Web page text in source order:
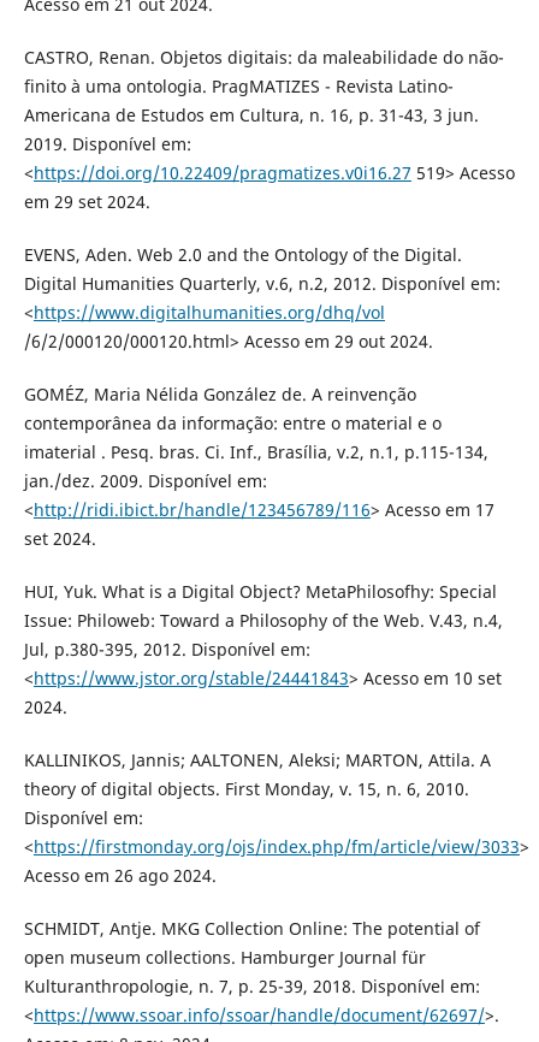
CASTRO, Renan. Objetos digitais: da maleabilidade do não-
finito à uma ontologia. PragMATIZES - Revista Latino-
Americana de Estudos em Cultura, n. 16, p. 31-43, 3 jun.
2019. Disponível em:
<https://doi.org/10.22409/pragmatizes.v0i16.27 519> Acesso
em 29 set 2024.
EVENS, Aden. Web 2.0 and the Ontology of the Digital.
Digital Humanities Quarterly, v.6, n.2, 2012. Disponível em:
<https://www.digitalhumanities.org/dhq/vol
/6/2/000120/000120.html> Acesso em 29 out 2024.
GOMÉZ, Maria Nélida González de. A reinvenção
contemporânea da informação: entre o material e o
imaterial . Pesq. bras. Ci. Inf., Brasília, v.2, n.1, p.115-134,
jan./dez. 2009. Disponível em:
<http://ridi.ibict.br/handle/123456789/116> Acesso em 17
set 2024.
HUI, Yuk. What is a Digital Object? MetaPhilosofhy: Special
Issue: Philoweb: Toward a Philosophy of the Web. V.43, n.4,
Jul, p.380-395, 2012. Disponível em:
<https://www.jstor.org/stable/24441843> Acesso em 10 set
2024.
KALLINIKOS, Jannis; AALTONEN, Aleksi; MARTON, Attila. A
theory of digital objects. First Monday, v. 15, n. 6, 2010.
Disponível em:
<https://firstmonday.org/ojs/index.php/fm/article/view/3033>
Acesso em 26 ago 2024.
SCHMIDT, Antje. MKG Collection Online: The potential of
open museum collections. Hamburger Journal für
Kulturanthropologie, n. 7, p. 25-39, 2018. Disponível em:
<https://www.ssoar.info/ssoar/handle/document/62697/>.